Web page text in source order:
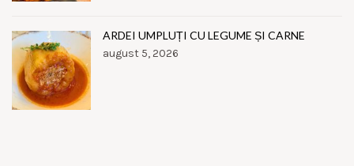
ARDEI UMPLUȚI CU LEGUME ȘI CARNE
august 5, 2026